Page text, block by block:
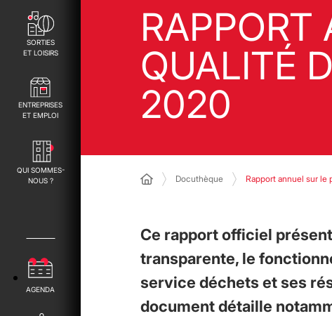
SORTIES
ET LOISIRS
ENTREPRISES
ET EMPLOI
QUI SOMMES-
NOUS ?
AGENDA
RAPPORT
QUALITÉ
2020
Docuthèque Rapport annuel sur le
Ce rapport officiel
transparente, le
service déchets et ses
document détaille